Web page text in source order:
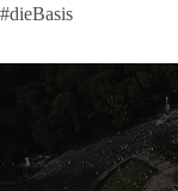
🟩🟩🟦🟦🟥🟥🟧🟧
dieBasis fordert als
aus der NATO. Ein
nach Friedenspolitik
ob nun in
#dieBasis